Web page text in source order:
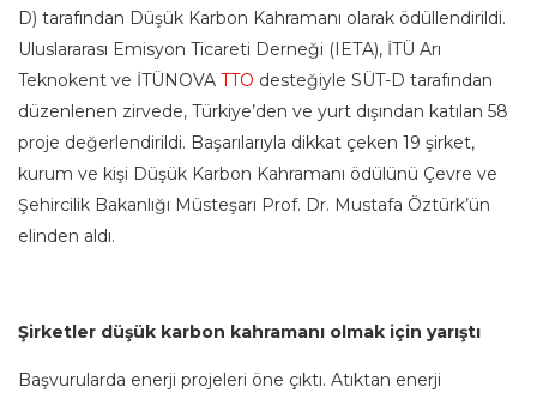
D) tarafından Düşük Karbon Kahramanı olarak ödüllendirildi.
Uluslararası Emisyon Ticareti Derneği (IETA), İTÜ Arı
Teknokent ve İTÜNOVA TTO desteğiyle SÜT-D tarafından
düzenlenen zirvede, Türkiye’den ve yurt dışından katılan 58
proje değerlendirildi. Başarılarıyla dikkat çeken 19 şirket,
kurum ve kişi Düşük Karbon Kahramanı ödülünü Çevre ve
Şehircilik Bakanlığı Müsteşarı Prof. Dr. Mustafa Öztürk’ün
elinden aldı.
Şirketler düşük karbon kahramanı olmak için yarıştı
Başvurularda enerji projeleri öne çıktı. Atıktan enerji